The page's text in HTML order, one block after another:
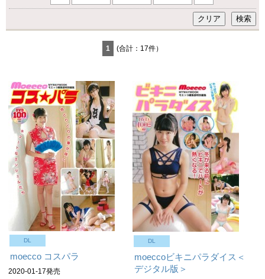
1 (合計：17件）
DL
moecco コスパラ
2020-01-17発売
DL
moeccoビキニパラダイス＜
デジタル版＞